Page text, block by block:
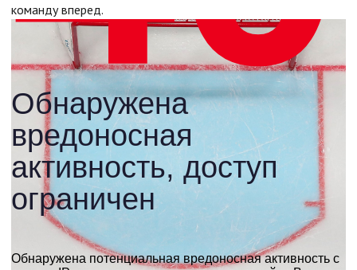
команду вперед.